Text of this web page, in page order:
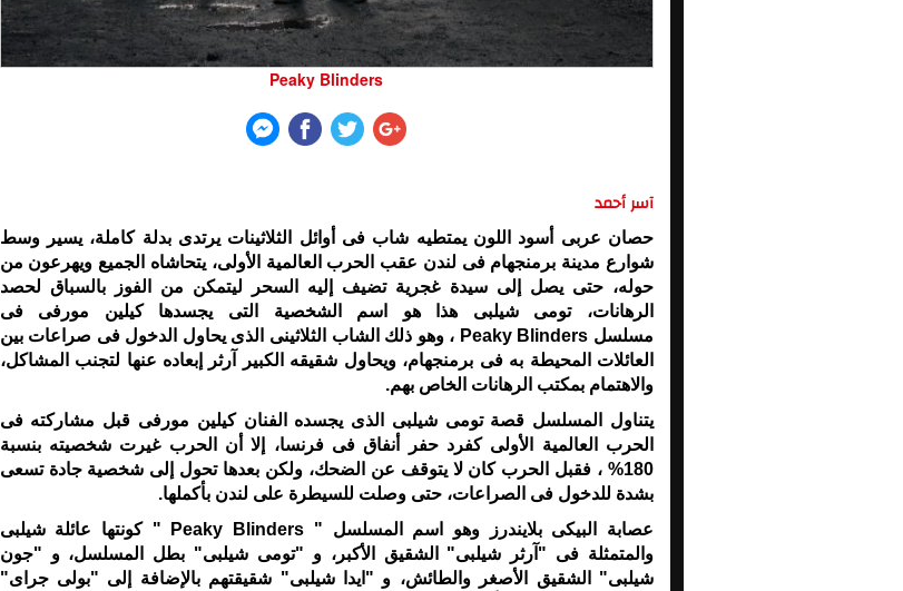
Peaky Blinders
آسر أحمد
حصان عربى أسود اللون يمتطيه شاب فى أوائل الثلاثينات يرتدى بدلة كاملة، يسير وسط
شوارع مدينة برمنجهام فى لندن عقب الحرب العالمية الأولى، يتحاشاه الجميع ويهرعون من
حوله، حتى يصل إلى سيدة غجرية تضيف إليه السحر ليتمكن من الفوز بالسباق لحصد
الرهانات، تومى شيلبى هذا هو اسم الشخصية التى يجسدها كيلين مورفى فى
مسلسل Peaky Blinders ، وهو ذلك الشاب الثلاثينى الذى يحاول الدخول فى صراعات بين
العائلات المحيطة به فى برمنجهام، ويحاول شقيقه الكبير آرثر إبعاده عنها لتجنب المشاكل،
والاهتمام بمكتب الرهانات الخاص بهم.
يتناول المسلسل قصة تومى شيلبى الذى يجسده الفنان كيلين مورفى قبل مشاركته فى
الحرب العالمية الأولى كفرد حفر أنفاق فى فرنسا، إلا أن الحرب غيرت شخصيته بنسبة
180% ، فقبل الحرب كان لا يتوقف عن الضحك، ولكن بعدها تحول إلى شخصية جادة تسعى
بشدة للدخول فى الصراعات، حتى وصلت للسيطرة على لندن بأكملها.
عصابة البيكى بلايندرز وهو اسم المسلسل " Peaky Blinders " كونتها عائلة شيلبى
والمتمثلة فى "آرثر شيلبى" الشقيق الأكبر، و "تومى شيلبى" بطل المسلسل، و "جون
شيلبى" الشقيق الأصغر والطائش، و "ايدا شيلبى" شقيقتهم بالإضافة إلى "بولى جراى"